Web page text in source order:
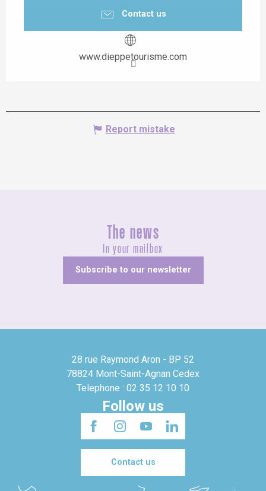
Contact us
www.dieppetourisme.com
Report mistake
The news
In your mailbox
Subscribe to our newsletter
28 rue Raymond Aron - BP 52
78824 Mont-Saint-Agnan Cedex
Telephone : 02 35 12 10 10
Follow us
Contact us